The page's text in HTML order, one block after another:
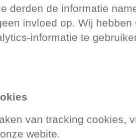
derden de informatie
invloed op. Wij
informatie te
van tracking cookies,
webite.